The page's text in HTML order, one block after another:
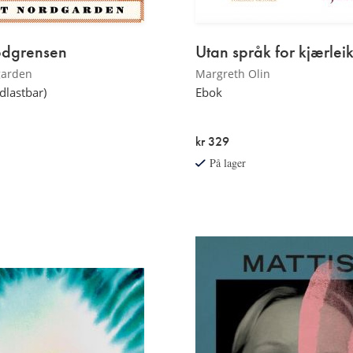
Utan språk for kjærleik
Margreth Olin
Ebok
kr 329
På lager